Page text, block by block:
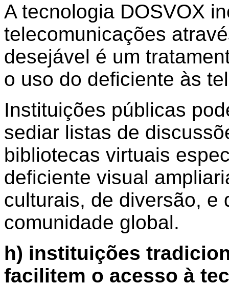
A tecnologia DOSVOX
telecomunicações
desejável é um
o uso do deficiente às
Instituições públicas
sediar listas de
bibliotecas virtuais
deficiente visual
culturais, de diversão, e
comunidade global.
h) instituições
facilitem o acesso à